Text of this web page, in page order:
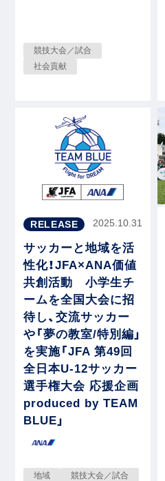
競技大会／試合
社会貢献
RELEASE 2025.10.31
サッカーと地域を活
性化！JFA×ANA価値
共創活動 小学生チ
ームを全国大会に招
待し、交流サッカー
や「夢の教室/特別編」
を実施「JFA 第49回
全日本U-12サッカー
選手権大会 応援企画
produced by TEAM
BLUE」
地域
競技大会／試合